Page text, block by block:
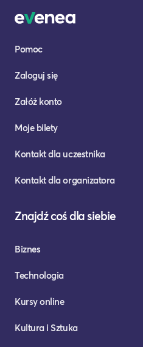
Pomoc
Zaloguj się
Załóż konto
Moje bilety
Kontakt dla uczestnika
Kontakt dla organizatora
Znajdź coś dla siebie
Biznes
Technologia
Kursy online
Kultura i Sztuka